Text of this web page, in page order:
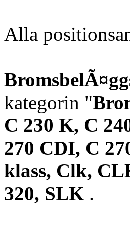
Alla
kategorin "
C 230 K, C
270 CDI, C
klass, Clk,
320, SLK .